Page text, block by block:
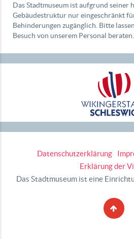
Das Stadtmuseum ist aufgrund seiner
Gebäudestruktur nur eingeschränkt
Behinderungen zugänglich. Bitte
Besuch von unserem Personal beraten.
Datenschutzerklärung
Erklärung der
Das Stadtmuseum ist eine